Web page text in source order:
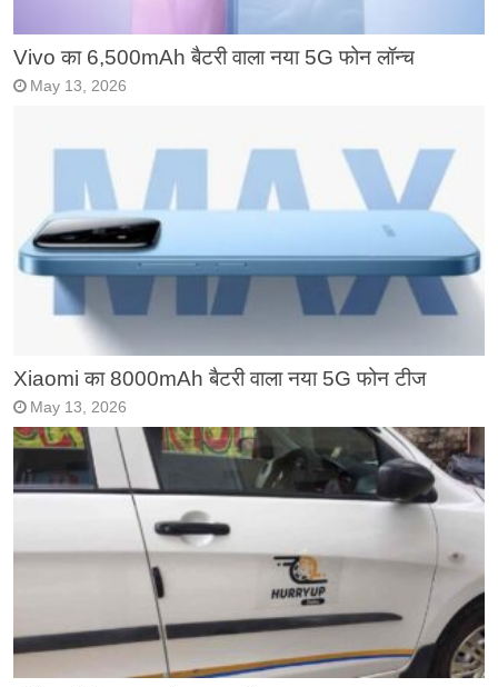
Vivo का 6,500mAh बैटरी वाला नया 5G फोन लॉन्च
May 13, 2026
Xiaomi का 8000mAh बैटरी वाला नया 5G फोन टीज
May 13, 2026